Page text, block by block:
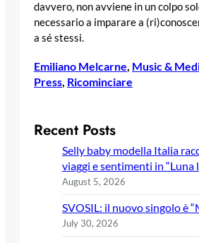
davvero, non avviene in un colpo
necessario a imparare a
a sé stessi.
Emiliano Melcarne, Music &
Press, Ricominciare
Recent Posts
Selly baby modella Italia
viaggi e sentimenti in “Luna
August 5, 2026
SVOSIL: il nuovo singolo è
July 30, 2026